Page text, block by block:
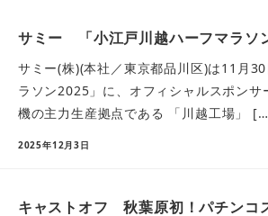
サミー 「小江戸川越ハーフマラソ
サミー(株)(本社／東京都品川区)は11月
ラソン2025」に、オフィシャルスポン
機の主力生産拠点である 「川越工場」
2025年12月3日
キャストオフ 秋葉原初！パチンコ